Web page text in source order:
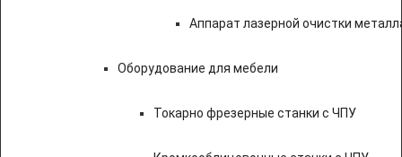
Аппарат лазерной очистки
Оборудование для мебели
Токарно фрезерные станки с ЧПУ